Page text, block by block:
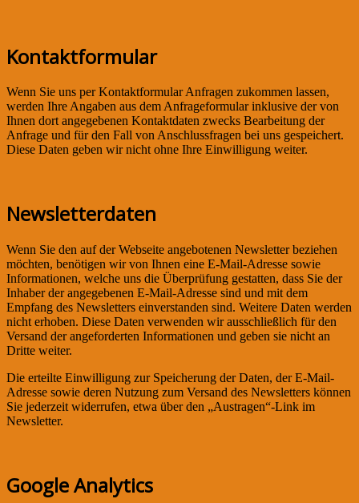
Kontaktformular
Wenn Sie uns per Kontaktformular Anfragen zukommen lassen,
werden Ihre Angaben aus dem Anfrageformular inklusive der von
Ihnen dort angegebenen Kontaktdaten zwecks Bearbeitung der
Anfrage und für den Fall von Anschlussfragen bei uns gespeichert.
Diese Daten geben wir nicht ohne Ihre Einwilligung weiter.
Newsletterdaten
Wenn Sie den auf der Webseite angebotenen Newsletter beziehen
möchten, benötigen wir von Ihnen eine E-Mail-Adresse sowie
Informationen, welche uns die Überprüfung gestatten, dass Sie der
Inhaber der angegebenen E-Mail-Adresse sind und mit dem
Empfang des Newsletters einverstanden sind. Weitere Daten werden
nicht erhoben. Diese Daten verwenden wir ausschließlich für den
Versand der angeforderten Informationen und geben sie nicht an
Dritte weiter.
Die erteilte Einwilligung zur Speicherung der Daten, der E-Mail-
Adresse sowie deren Nutzung zum Versand des Newsletters können
Sie jederzeit widerrufen, etwa über den „Austragen“-Link im
Newsletter.
Google Analytics